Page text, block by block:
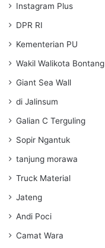
Instagram Plus
DPR RI
Kementerian PU
Wakil Walikota Bontang
Giant Sea Wall
di Jalinsum
Galian C Terguling
Sopir Ngantuk
tanjung morawa
Truck Material
Jateng
Andi Poci
Camat Wara